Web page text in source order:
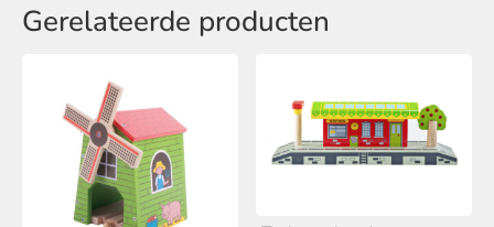
Gerelateerde producten